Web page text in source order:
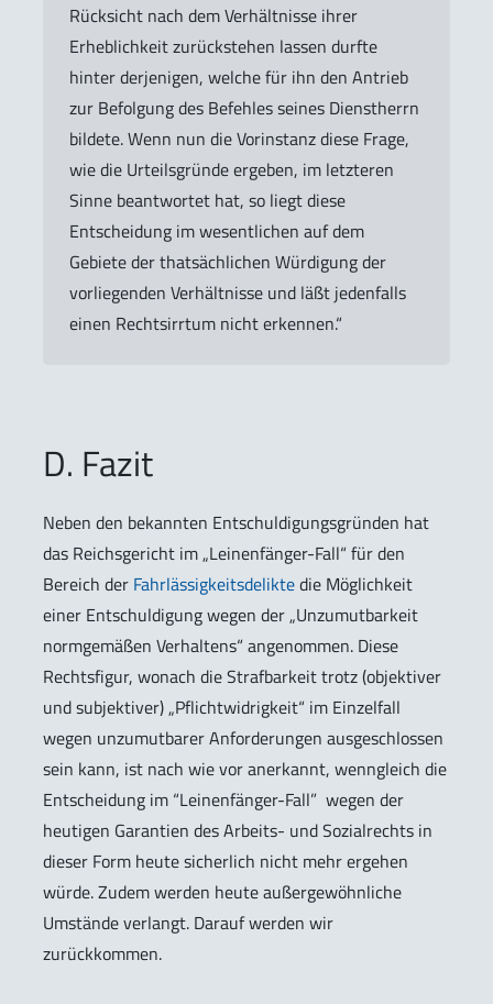
Rücksicht nach dem Verhältnisse ihrer
Erheblichkeit zurückstehen lassen durfte
hinter derjenigen, welche für ihn den Antrieb
zur Befolgung des Befehles seines Dienstherrn
bildete. Wenn nun die Vorinstanz diese Frage,
wie die Urteilsgründe ergeben, im letzteren
Sinne beantwortet hat, so liegt diese
Entscheidung im wesentlichen auf dem
Gebiete der thatsächlichen Würdigung der
vorliegenden Verhältnisse und läßt jedenfalls
einen Rechtsirrtum nicht erkennen.“
D. Fazit
Neben den bekannten Entschuldigungsgründen hat
das Reichsgericht im „Leinenfänger-Fall“ für den
Bereich der Fahrlässigkeitsdeliktedie Möglichkeit
einer Entschuldigung wegen der „Unzumutbarkeit
normgemäßen Verhaltens“ angenommen. Diese
Rechtsfigur, wonach die Strafbarkeit trotz (objektiver
und subjektiver) „Pflichtwidrigkeit“ im Einzelfall
wegen unzumutbarer Anforderungen ausgeschlossen
sein kann, ist nach wie vor anerkannt, wenngleich die
Entscheidung im “Leinenfänger-Fall” wegen der
heutigen Garantien des Arbeits- und Sozialrechts in
dieser Form heute sicherlich nicht mehr ergehen
würde. Zudem werden heute außergewöhnliche
Umstände verlangt. Darauf werden wir
zurückkommen.